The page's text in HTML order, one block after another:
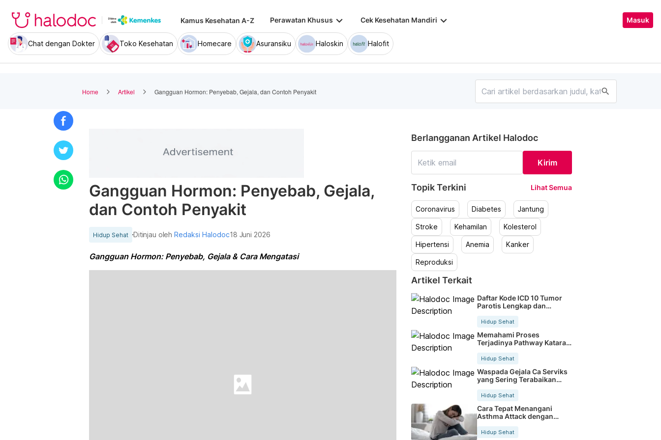
Kamus Kesehatan A-Z Perawatan Khusus keyboard_arrow_down Cek Kesehatan Mandiri keyboard_arrow_down Masuk
Chat dengan Dokter Toko Kesehatan Homecare Asuransiku Haloskin Halofit
Home Artikel Gangguan Hormon: Penyebab, Gejala, dan Contoh Penyakit search
Gangguan Hormon: Penyebab, Gejala,
dan Contoh Penyakit
Hidup Sehat Ditinjau olehRedaksi Halodoc18 Juni 2026
Gangguan Hormon: Penyebab, Gejala & Cara Mengatasi
Berlangganan Artikel Halodoc
Kirim
Topik Terkini Lihat Semua
Coronavirus Diabetes Jantung
Stroke Kehamilan Kolesterol
Hipertensi Anemia Kanker
Reproduksi
Artikel Terkait
Daftar Kode ICD 10 Tumor
Parotis Lengkap dan
Hidup Sehat
Memahami Proses
Terjadinya Pathway Katarak
Hidup Sehat
Waspada Gejala Ca Serviks
yang Sering Terabaikan
Hidup Sehat
Cara Tepat Menangani
Asthma Attack dengan
Hidup Sehat